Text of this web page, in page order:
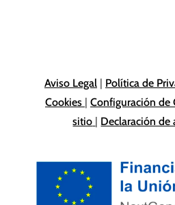
Aviso Legal| Política de
Cookies | Configuración de
sitio | Declaración de